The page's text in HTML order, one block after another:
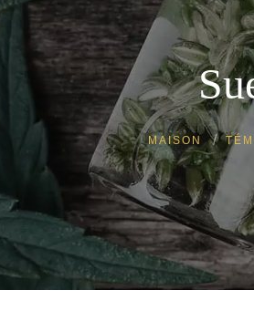
MAISON